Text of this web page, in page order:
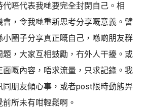
唔代表我哋要完全封閉自己。相
會，令我哋重新思考分享嘅意義。譬
圈子分享真正嘅自己，喺啲朋友群
，大家互相鼓勵，冇外人干擾。或
嘅內容，唔求流量，只求記錄。我
同朋友傾心事，或者post限時動態畀
所未有咁輕鬆啊。